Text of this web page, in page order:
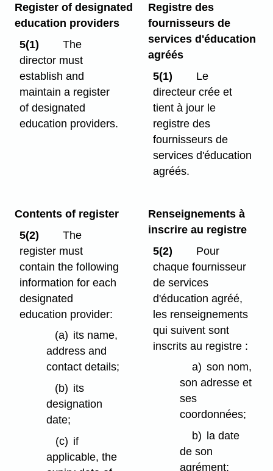
Register of designated
education providers
5(1)
The
director must
establish and
maintain a register
of designated
education providers.
Registre des
fournisseurs de
services d'éducation
agréés
5(1)
Le
directeur crée et
tient à jour le
registre des
fournisseurs de
services d'éducation
agréés.
Contents of register
5(2)
The
register must
contain the following
information for each
designated
education provider:
(a) its name,
address and
contact details;
(b) its
designation
date;
(c) if
applicable, the
Renseignements à
inscrire au registre
5(2)
Pour
chaque fournisseur
de services
d'éducation agréé,
les renseignements
qui suivent sont
inscrits au registre :
a) son nom,
son adresse et
ses
coordonnées;
b)
la date
de son
agrément;